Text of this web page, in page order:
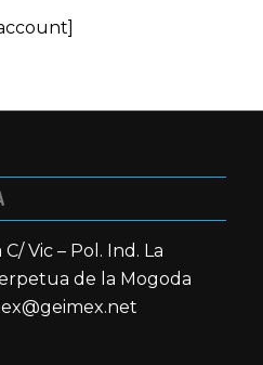
Vic – Pol. Ind. La
de la Mogoda